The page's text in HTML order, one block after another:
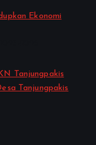
Ekonomi
Tanjungpakis
Tanjungpakis